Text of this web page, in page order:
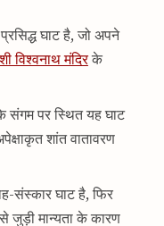
घाट है, जो अपने
विश्वनाथ मंदिरके
संगम पर स्थित यह घाट
शांत वातावरण
संस्कार घाट है, फिर
जुड़ी मान्यता के कारण